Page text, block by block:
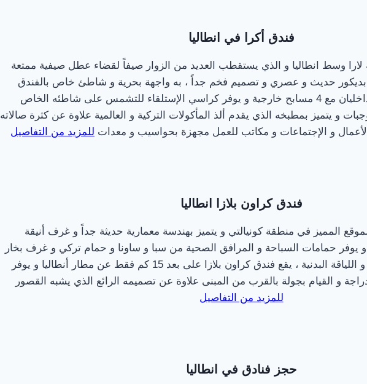
فندق أكرا في انطاليا
وسط انطاليا و الذي يستقطب العديد من الزوار صيفاً لقضاء عطل صيفية ممتعة
بديكور حديث و عصري و تصميم فخم جداً ، به واجهة بحرية و شاطئ خاص بالفندق
للتشمس على شاطئه الخاص
و يتميز بمطبخه الذي يقدم ألذ المأكولات التركية و العالمية علاوة عن كثرة صالاته
و الإجتماعات و مكاتب للعمل مجهزة بحواسيب و معدات للمزيد من التفاصيل
فندق كراون بلازا انطاليا
المميز في منطقة كونيالتي و يتميز بهندسة معمارية حديثة جداً و غرف أنيقة
يوفر حمامات السباحة و المرافق الصحية من سبا و ساونا و حمام تركي و غرف بخار
، يقع فندق كراون بلازا على بعد 15 كم فقط عن مطار أنطاليا و يوفر
دراجة و القيام بجولة بالقرب من المبنى علاوة عن تصميمه الرائع الذي يشبه القصور
للمزيد من التفاصيل
حجز فنادق في انطاليا